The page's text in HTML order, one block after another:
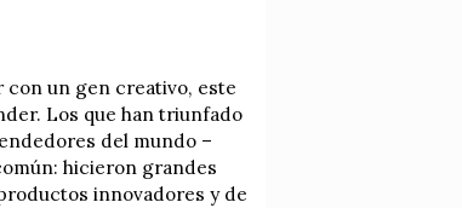
con un gen creativo, este
Los que han triunfado
del mundo –
hicieron grandes
innovadores y de